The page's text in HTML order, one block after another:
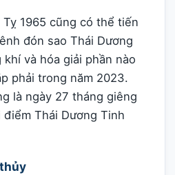
Tỵ 1965 cũng có thể tiến
đón sao Thái Dương
và hóa giải phần nào
phải trong năm 2023.
là ngày 27 tháng giêng
Thái Dương Tinh